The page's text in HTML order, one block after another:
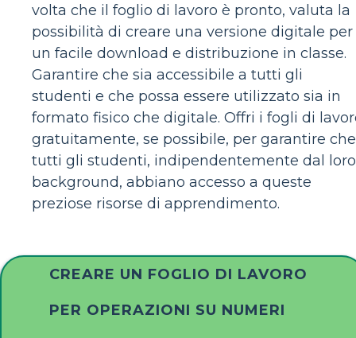
volta che il foglio di lavoro è pronto, valuta la
possibilità di creare una versione digitale per
un facile download e distribuzione in classe.
Garantire che sia accessibile a tutti gli
studenti e che possa essere utilizzato sia in
formato fisico che digitale. Offri i fogli di
gratuitamente, se possibile, per garantire che
tutti gli studenti, indipendentemente dal loro
background, abbiano accesso a queste
preziose risorse di apprendimento.
CREARE UN FOGLIO DI LAVORO
PER OPERAZIONI SU NUMERI